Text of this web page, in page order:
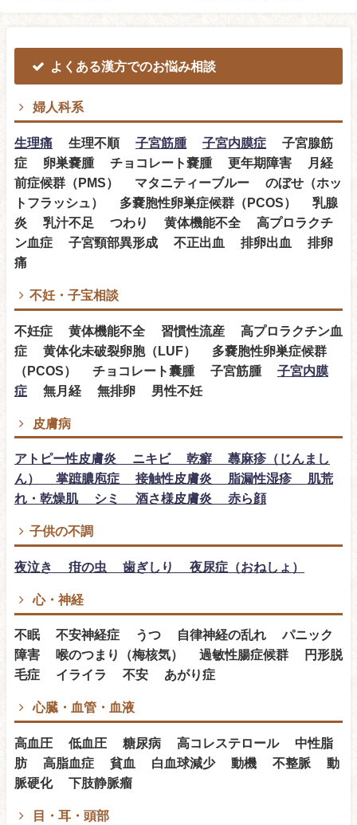
よくある漢方でのお悩み相談
婦人科系
生理痛 生理不順 子宮筋腫 子宮内膜症 子宮腺筋
症 卵巣嚢腫 チョコレート嚢腫 更年期障害 月経
前症候群（PMS） マタニティーブルー のぼせ（ホッ
トフラッシュ） 多嚢胞性卵巣症候群（PCOS） 乳腺
炎 乳汁不足 つわり 黄体機能不全 高プロラクチ
ン血症 子宮頸部異形成 不正出血 排卵出血 排卵
痛
不妊・子宝相談
不妊症 黄体機能不全 習慣性流産 高プロラクチン血
症 黄体化未破裂卵胞（LUF） 多嚢胞性卵巣症候群
（PCOS） チョコレート囊腫 子宮筋腫 子宮内膜
症 無月経 無排卵 男性不妊
皮膚病
アトピー性皮膚炎 ニキビ 乾癬 蕁麻疹（じんまし
ん） 掌蹠膿庖症 接触性皮膚炎 脂漏性湿疹 肌荒
れ・乾燥肌 シミ 酒さ様皮膚炎 赤ら顔
子供の不調
夜泣き 疳の虫 歯ぎしり 夜尿症（おねしょ）
心・神経
不眠 不安神経症 うつ 自律神経の乱れ パニック
障害 喉のつまり（梅核気） 過敏性腸症候群 円形脱
毛症 イライラ 不安 あがり症
心臓・血管・血液
高血圧 低血圧 糖尿病 高コレステロール 中性脂
肪 高脂血症 貧血 白血球減少 動機 不整脈 動
脈硬化 下肢静脈瘤
目・耳・頭部